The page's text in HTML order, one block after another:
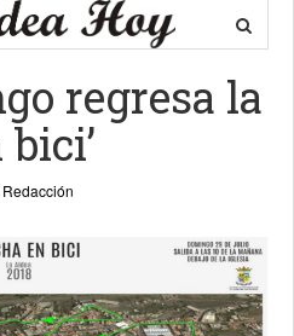
regresa la
Redacción